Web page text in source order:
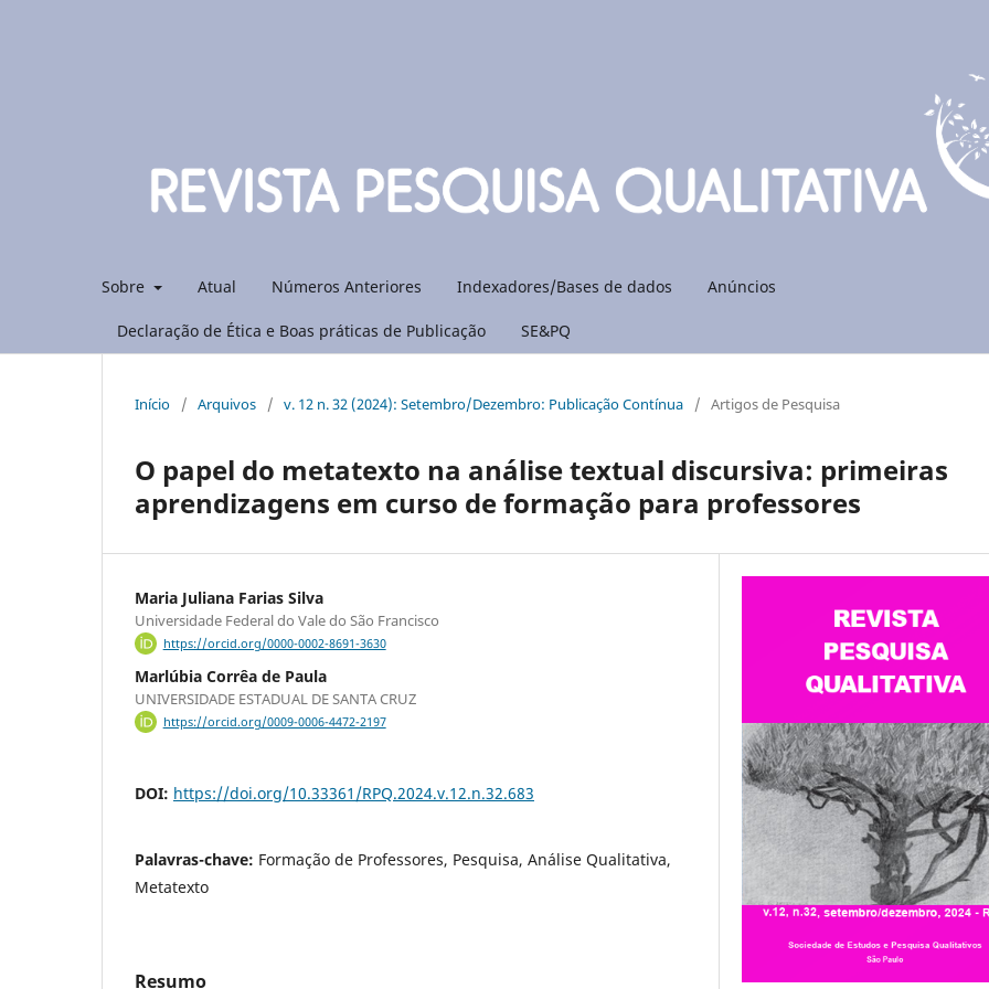
Sobre Atual Números Anteriores Indexadores/Bases de dados Anúncios
Declaração de Ética e Boas práticas de Publicação SE&PQ
Início / Arquivos / v. 12 n. 32 (2024): Setembro/Dezembro: Publicação Contínua / Artigos de Pesquisa
O papel do metatexto na análise textual discursiva: primeiras
aprendizagens em curso de formação para professores
Maria Juliana Farias Silva
Universidade Federal do Vale do São Francisco
https://orcid.org/0000-0002-8691-3630
Marlúbia Corrêa de Paula
UNIVERSIDADE ESTADUAL DE SANTA CRUZ
https://orcid.org/0009-0006-4472-2197
DOI: https://doi.org/10.33361/RPQ.2024.v.12.n.32.683
Palavras-chave: Formação de Professores, Pesquisa, Análise Qualitativa,
Metatexto
Resumo